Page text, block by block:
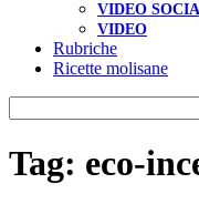
VIDEO
VIDEO
Rubriche
Ricette molisane
Tag: eco-